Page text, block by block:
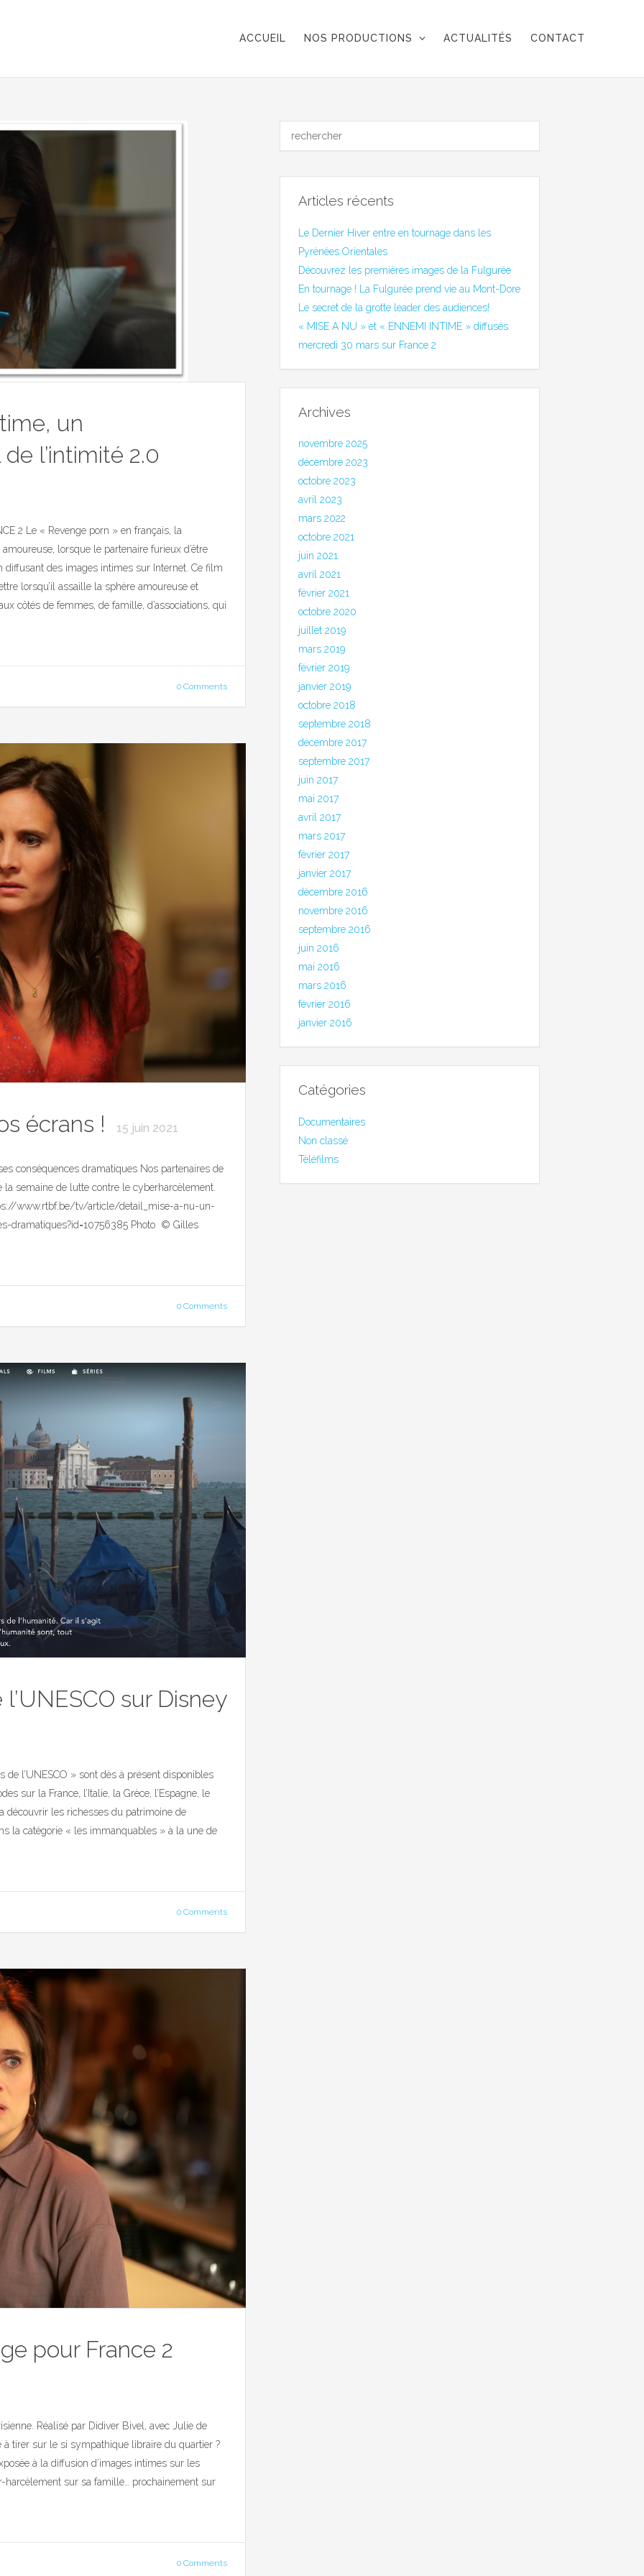
ACCUEIL NOS PRODUCTIONS ACTUALITÉS CONTACT
un
l’intimité 2.0
2 Le « Revenge porn » en français, la
lorsque le partenaire furieux d’être
diffusant des images intimes sur Internet. Ce film
lorsqu’il assaille la sphère amoureuse et
côtés de femmes, de famille, d’associations, qui
0 Comments
écrans ! 15 juin 2021
conséquences dramatiques Nos partenaires de
la semaine de lutte contre le cyberharcèlement.
www.rtbf.be/tv/article/detail_mise-a-nu-un-
dramatiques?id=10756385 Photo © Gilles
0 Comments
sur Disney
l’UNESCO » sont dès à présent disponibles
sur la France, l’Italie, la Grèce, l’Espagne, le
découvrir les richesses du patrimoine de
la catégorie « les immanquables » à la une de
0 Comments
pour France 2
Réalisé par Didiver Bivel, avec Julie de
à tirer sur le si sympathique libraire du quartier ?
à la diffusion d’images intimes sur les
harcèlement sur sa famille… prochainement sur
0 Comments
Articles récents
Le Dernier Hiver entre en tournage dans les
Pyrénées Orientales
Découvrez les premières images de la Fulgurée
En tournage ! La Fulgurée prend vie au Mont-Dore
Le secret de la grotte leader des audiences!
« MISE A NU » et « ENNEMI INTIME » diffusés
mercredi 30 mars sur France 2
Archives
novembre 2025
décembre 2023
octobre 2023
avril 2023
mars 2022
octobre 2021
juin 2021
avril 2021
février 2021
octobre 2020
juillet 2019
mars 2019
février 2019
janvier 2019
octobre 2018
septembre 2018
décembre 2017
septembre 2017
juin 2017
mai 2017
avril 2017
mars 2017
février 2017
janvier 2017
décembre 2016
novembre 2016
septembre 2016
juin 2016
mai 2016
mars 2016
février 2016
janvier 2016
Catégories
Documentaires
Non classé
Téléfilms